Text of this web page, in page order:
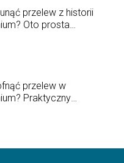
przelew z historii
Oto prosta
przelew w
Praktyczny